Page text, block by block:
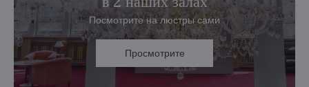
Посмотрите на люстры сами
Просмотрите